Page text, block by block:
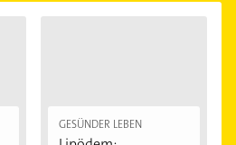
GESÜNDER LEBEN